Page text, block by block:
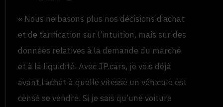
« Nous ne basons plus nos décisions d’achat
et de tarification sur l’intuition, mais sur des
données relatives à la demande du marché
et à la liquidité. Avec JP.cars, je vois déjà
avant l’achat à quelle vitesse un véhicule est
censé se vendre. Si je sais qu’une voiture